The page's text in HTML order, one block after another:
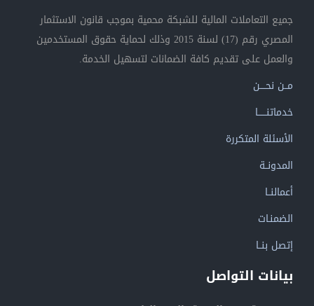
جميع التعاملات المالية للشبكة محمية بموجب قانون الاستثمار
المصري رقم (17) لسنة 2015 وذلك لحماية حقوق المستخدمين
والعمل على تقديم كافة الضمانات لتسهيل الخدمة.
مــن نحــــن
خدماتنــــــا
الأسئلة المتكررة
المدونــة
أعمالنــا
الضمنـات
إتصل بنــا
بيانات التواصل